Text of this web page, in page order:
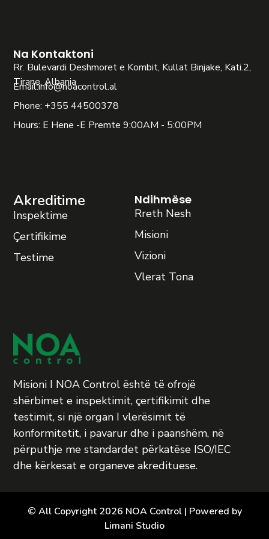
Akreditime
Inspektime
Çertifikime
Testime
Ndihmëse
Rreth Nesh
Misioni
Vizioni
Vlerat Tona
Na Kontaktoni
Rr. Bulevardi Deshmoret e Kombit, Kullat Binjake, Kati.2,
Tirane, Albania
Email:info@noacontrol.al
Phone: +355 44500378
Hours: E Hene -E Premte 9:00AM - 5:00PM
Misioni I NOA Control është të ofrojë
shërbimet e inspektimit, çertifikimit dhe
testimit, si një organ I vlerësimit të
konformitetit, i pavarur dhe i paanshëm, në
përputhje me standardet përkatëse ISO/IEC
dhe kërkesat e organeve akredituese.
© All Copyright 2026 NOA Control | Powered by
Limani Studio